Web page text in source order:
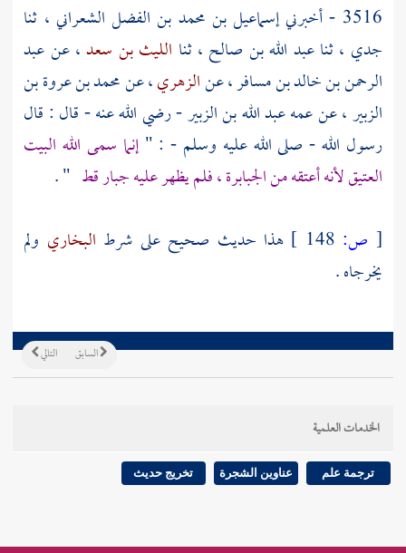
3516 - أخبرني
إسماعيل بن محمد بن الفضل الشعراني ، ثنا
جدي ، ثناعبد الله بن صالح ، ثنا الليث بن سعد، عنعبد
الرحمن بن خالد بن مسافر، عنالزهري، عنمحمد بن عروة بن
الزبير، عن عمهعبد الله بن الزبير- رضي الله عنه - قال : قال
رسول الله - صلى الله عليه وسلم - : "إنما سمى الله البيت
العتيقلأنه أعتقه من الجبابرة ، فلم يظهر عليه جبار قط " .
[ ص: هذا حديث صحيح على شرط البخاري ولم
يخرجاه .
التالي السابق
الخدمات العلمية
ترجمة علم عناوين الشجرة تخريج حديث